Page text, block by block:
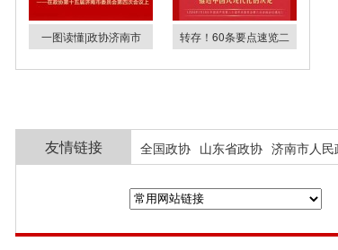
一图读懂|政协济南市 转存！60条要点速览二
友情链接 全国政协 山东省政协 济南市人